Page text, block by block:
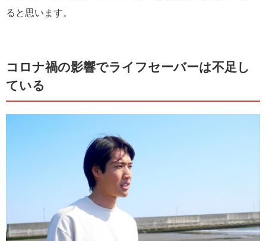
ると思います。
コロナ禍の影響でライフセーバーは不足し
ている